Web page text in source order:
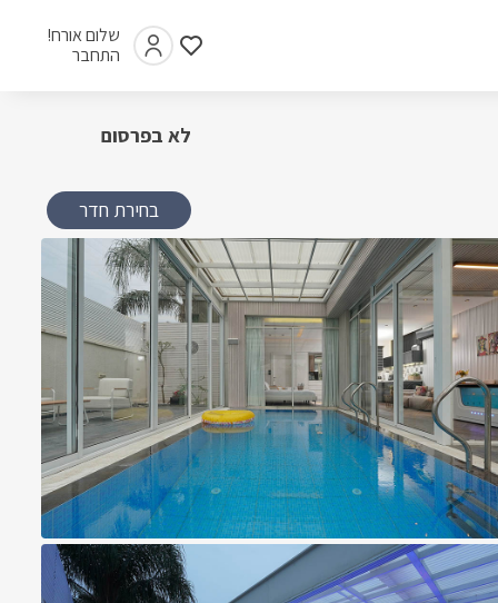
שלום אורח!
התחבר
לא בפרסום
בחירת חדר